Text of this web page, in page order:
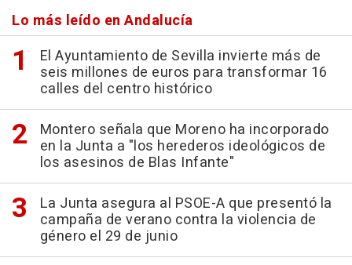
Lo más leído en Andalucía
El Ayuntamiento de Sevilla invierte más de
seis millones de euros para transformar 16
calles del centro histórico
Montero señala que Moreno ha incorporado
en la Junta a "los herederos ideológicos de
los asesinos de Blas Infante"
La Junta asegura al PSOE-A que presentó la
campaña de verano contra la violencia de
género el 29 de junio